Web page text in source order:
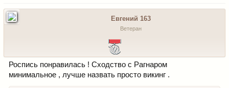
Евгений 163
Ветеран
Роспись понравилась ! Сходство с Рагнаром
минимальное , лучше назвать просто викинг .